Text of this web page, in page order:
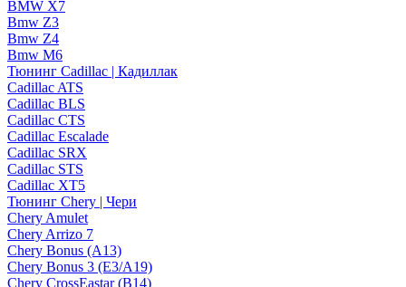
BMW X7
Bmw Z3
Bmw Z4
Bmw М6
Тюнинг Cadillac | Кадиллак
Cadillac ATS
Cadillac BLS
Cadillac CTS
Cadillac Escalade
Cadillac SRX
Cadillac STS
Cadillac XT5
Тюнинг Chery | Чери
Chery Amulet
Chery Arrizo 7
Chery Bonus (A13)
Chery Bonus 3 (E3/A19)
Chery CrossEastar (B14)